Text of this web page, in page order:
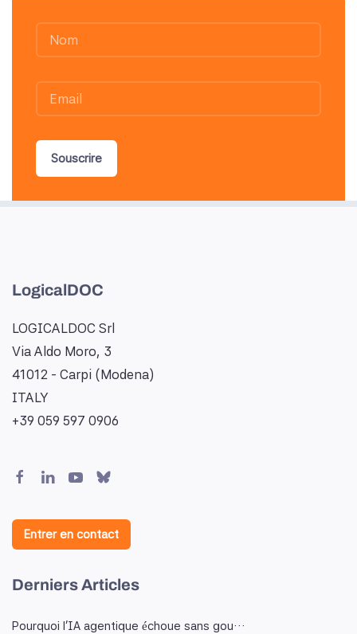
Souscrire
LogicalDOC
LOGICALDOC Srl
Via Aldo Moro, 3
41012 - Carpi (Modena)
ITALY
+39 059 597 0906
Entrer en contact
Derniers Articles
Pourquoi l'IA agentique échoue sans gou…